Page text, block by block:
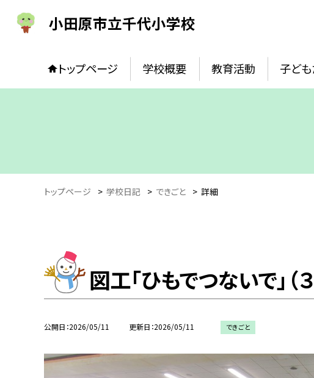
小田原市立千代小学校
トップページ 学校概要 教育活動 子ど
トップページ > 学校日記 > できごと > 詳細
図工「ひもでつないで」（３
公開日 2026/05/11 更新日 2026/05/11 できごと